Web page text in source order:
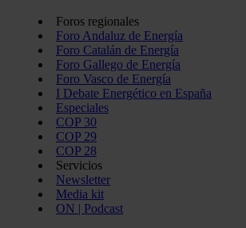
Foros regionales
Foro Andaluz de Energía
Foro Catalán de Energía
Foro Gallego de Energía
Foro Vasco de Energía
I Debate Energético en España
Especiales
COP 30
COP 29
COP 28
Servicios
Newsletter
Media kit
ON | Podcast